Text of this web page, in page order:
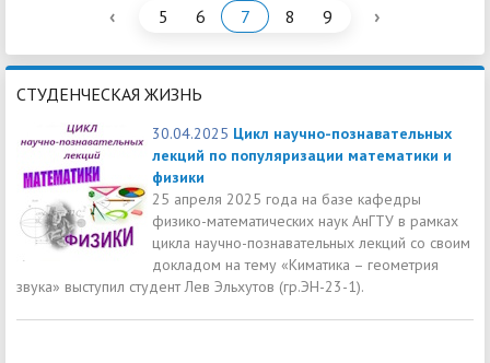
‹ 5 6 7 8 9 ›
СТУДЕНЧЕСКАЯ ЖИЗНЬ
30.04.2025 Цикл научно-познавательных
лекций по популяризации математики и
физики
25 апреля 2025 года на базе кафедры
физико-математических наук АнГТУ в рамках
цикла научно-познавательных лекций со своим
докладом на тему «Киматика – геометрия
звука» выступил студент Лев Эльхутов (гр.ЭН-23-1).